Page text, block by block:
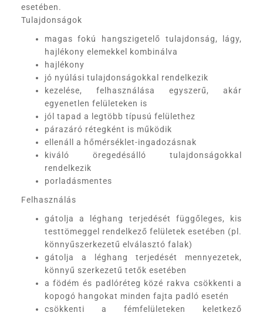
esetében.
Tulajdonságok
magas fokú hangszigetelő tulajdonság, lágy,
hajlékony elemekkel kombinálva
hajlékony
jó nyúlási tulajdonságokkal rendelkezik
kezelése, felhasználása egyszerű, akár
egyenetlen felületeken is
jól tapad a legtöbb típusú felülethez
párazáró rétegként is működik
ellenáll a hőmérséklet-ingadozásnak
kiváló öregedésálló tulajdonságokkal
rendelkezik
porladásmentes
Felhasználás
gátolja a léghang terjedését függőleges, kis
testtömeggel rendelkező felületek esetében (pl.
könnyűszerkezetű elválasztó falak)
gátolja a léghang terjedését mennyezetek,
könnyű szerkezetű tetők esetében
a födém és padlóréteg közé rakva csökkenti a
kopogó hangokat minden fajta padló esetén
csökkenti a fémfelületeken keletkező